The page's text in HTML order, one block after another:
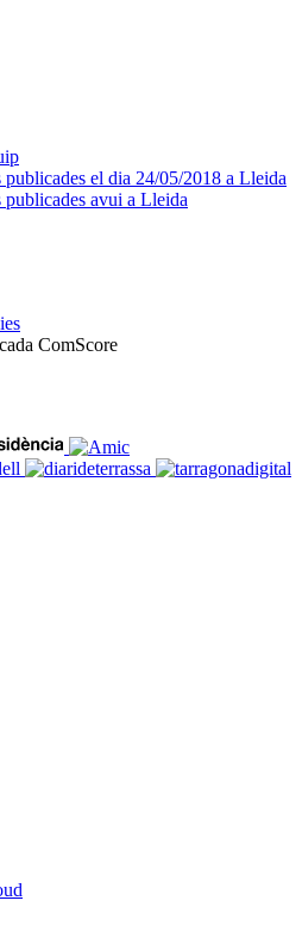
publicades el dia 24/05/2018 a Lleida
publicades avui a Lleida
ComScore